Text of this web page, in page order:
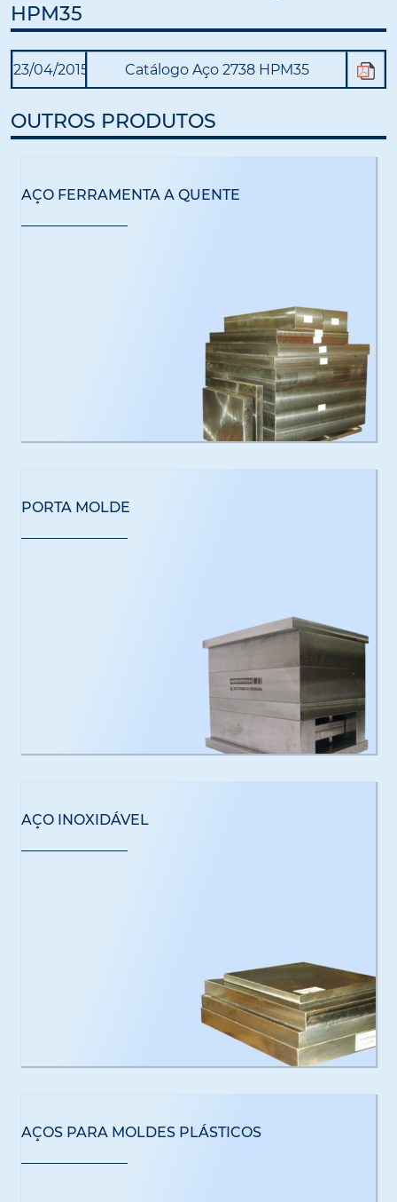
HPM35
23/04/2015 Catálogo Aço 2738 HPM35
OUTROS PRODUTOS
AÇO FERRAMENTA A QUENTE
PORTA MOLDE
AÇO INOXIDÁVEL
AÇOS PARA MOLDES PLÁSTICOS